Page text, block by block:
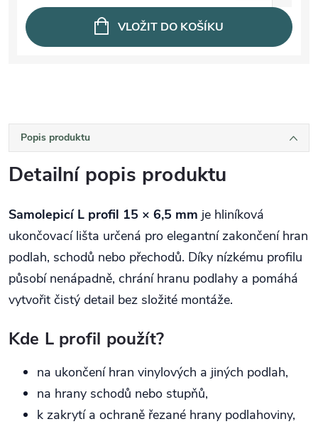
VLOŽIT DO KOŠÍKU
Popis produktu
Detailní popis produktu
Samolepicí L profil 15 × 6,5 mm je hliníková
ukončovací lišta určená pro elegantní zakončení hran
podlah, schodů nebo přechodů. Díky nízkému profilu
působí nenápadně, chrání hranu podlahy a pomáhá
vytvořit čistý detail bez složité montáže.
Kde L profil použít?
na ukončení hran vinylových a jiných podlah,
na hrany schodů nebo stupňů,
k zakrytí a ochraně řezané hrany podlahoviny,